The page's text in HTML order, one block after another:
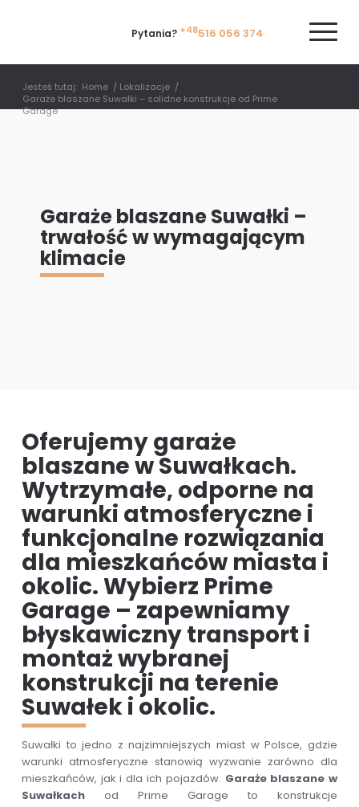
Pytania? +48516 056 374
Jesteś tutaj: Home / Lokalizacje /
Garaże blaszane Suwałki – solidne konstrukcje od Prime
Garage
Garaże blaszane Suwałki –
trwałość w wymagającym
klimacie
Oferujemy garaże
blaszane w Suwałkach.
Wytrzymałe, odporne na
warunki atmosferyczne i
funkcjonalne rozwiązania
dla mieszkańców miasta i
okolic. Wybierz Prime
Garage – zapewniamy
błyskawiczny transport i
montaż wybranej
konstrukcji na terenie
Suwałek i okolic.
Suwałki to jedno z najzimniejszych miast w Polsce, gdzie
warunki atmosferyczne stanowią wyzwanie zarówno dla
mieszkańców, jak i dla ich pojazdów. Garaże blaszane w
Suwałkachod Prime Garage to konstrukcje